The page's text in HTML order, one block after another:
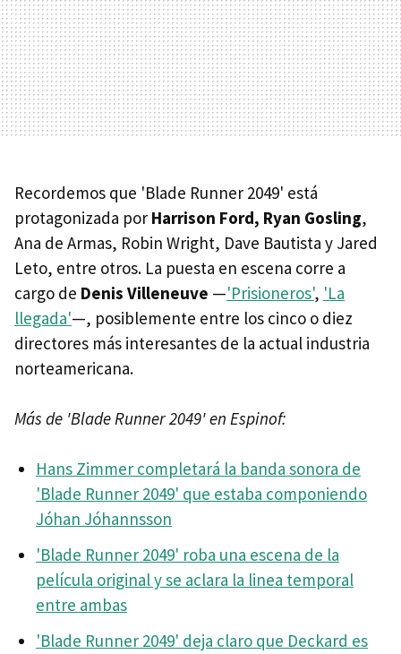
Recordemos que 'Blade Runner 2049' está
protagonizada por Harrison Ford, Ryan Gosling,
Ana de Armas, Robin Wright, Dave Bautista y Jared
Leto, entre otros. La puesta en escena corre a
cargo de Denis Villeneuve —'Prisioneros', 'La
llegada'—, posiblemente entre los cinco o diez
directores más interesantes de la actual industria
norteamericana.
Más de 'Blade Runner 2049' en Espinof:
Hans Zimmer completará la banda sonora de
'Blade Runner 2049' que estaba componiendo
Jóhan Jóhannsson
'Blade Runner 2049' roba una escena de la
película original y se aclara la linea temporal
entre ambas
'Blade Runner 2049' deja claro que Deckard es